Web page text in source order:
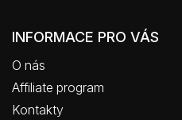
INFORMACE PRO VÁS
O nás
Affiliate program
Kontakty